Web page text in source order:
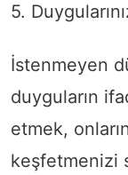
5.
İstenmeyen
duyguların
etmek,
keşfetmenizi